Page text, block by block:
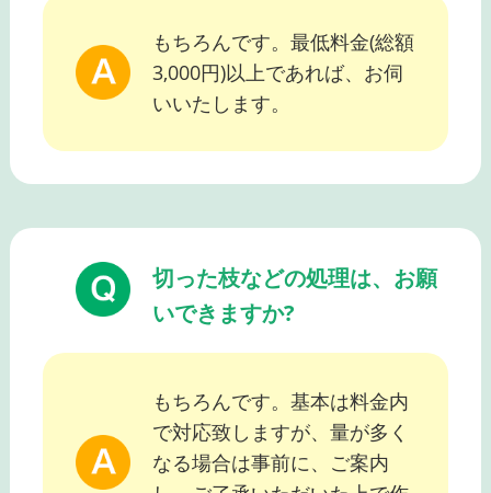
もちろんです。最低料金(総額
3,000円)以上であれば、お伺
いいたします。
切った枝などの処理は、お願
いできますか?
もちろんです。基本は料金内
で対応致しますが、量が多く
なる場合は事前に、ご案内